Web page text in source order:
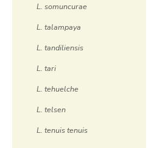
L. somuncurae
L. talampaya
L. tandiliensis
L. tari
L. tehuelche
L. telsen
L. tenuis tenuis